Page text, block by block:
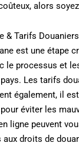
alors
& Tarifs
est une étape
le processus et
Les tarifs
également, il
éviter les
ligne peuvent
droits de